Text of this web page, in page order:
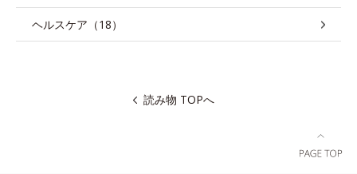
ヘルスケア（18）
読み物 TOPへ